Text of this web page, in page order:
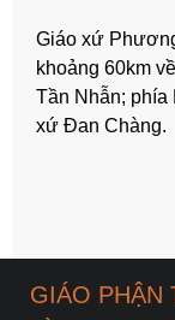
Giáo xứ
khoảng 60km
Tần Nhẫn; phía
xứ Đan Chàng.
GIÁO PHẬN